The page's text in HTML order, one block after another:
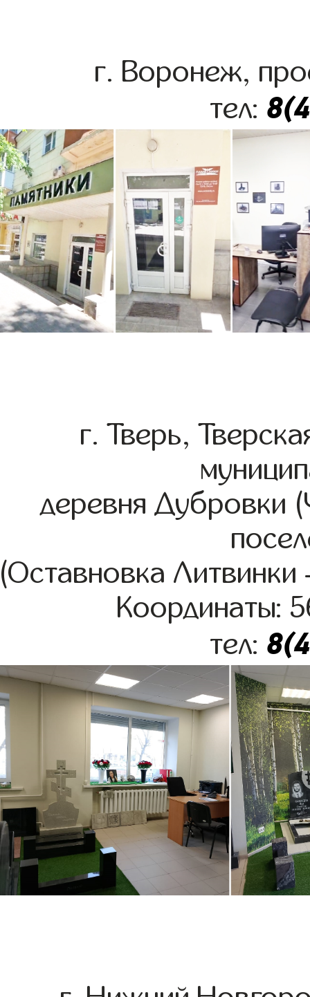
г. Воронеж,
тел:
г. Тверь,
деревня Дубровки
Координаты:
тел: